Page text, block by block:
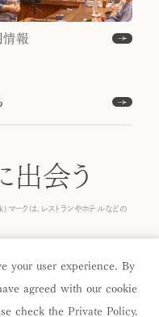
情報
出会う
クは、レストランやホテルなどの
your user experience. By
agreed with our cookie
check the Private Policy.